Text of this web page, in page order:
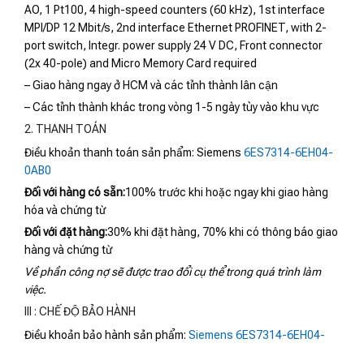
AO, 1 Pt100, 4 high-speed counters (60 kHz), 1st interface
MPI/DP 12 Mbit/s, 2nd interface Ethernet PROFINET, with 2-
port switch, Integr. power supply 24 V DC, Front connector
(2x 40-pole) and Micro Memory Card required
– Giao hàng ngay ở HCM và các tỉnh thành lân cận
– Các tỉnh thành khác trong vòng 1-5 ngày tùy vào khu vực
2. THANH TOÁN
Điều khoản thanh toán sản phẩm: Siemens 6ES7314-6EH04-
0AB0
Đối với hàng có sẵn:100% trước khi hoặc ngay khi giao hàng
hóa và chứng từ
Đối với đặt hàng:30% khi đặt hàng, 70% khi có thông báo giao
hàng và chứng từ
Về phần công nợ sẽ được trao đổi cụ thể trong quá trình làm
việc.
III : CHẾ ĐỘ BẢO HÀNH
Điều khoản bảo hành sản phẩm: Siemens 6ES7314-6EH04-